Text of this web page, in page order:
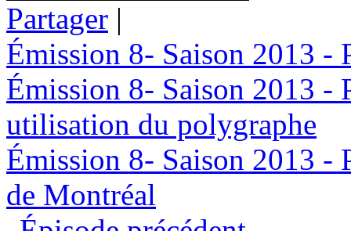
Partager |
Émission 8- Saison 2013 -
Émission 8- Saison 2013 -
utilisation du polygraphe
Émission 8- Saison 2013 -
de Montréal